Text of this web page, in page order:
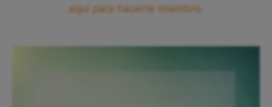
aquí para hacerte miembro.